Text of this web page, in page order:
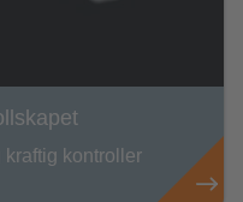
kraftig kontroller